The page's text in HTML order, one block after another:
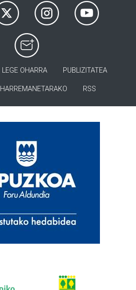
LEGE OHARRA PUBLIZITATEA
HARREMANETARAKO RSS